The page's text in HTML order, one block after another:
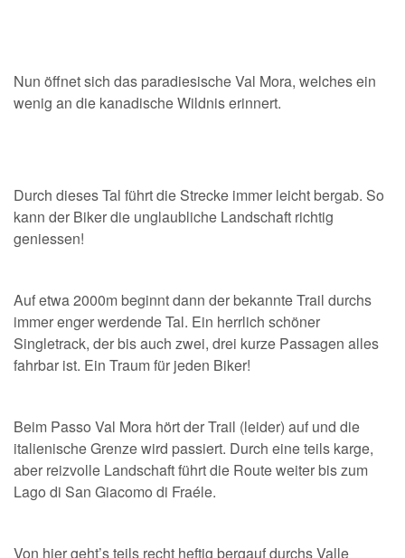
Nun öffnet sich das paradiesische Val Mora, welches ein
wenig an die kanadische Wildnis erinnert.
Durch dieses Tal führt die Strecke immer leicht bergab. So
kann der Biker die unglaubliche Landschaft richtig
geniessen!
Auf etwa 2000m beginnt dann der bekannte Trail durchs
immer enger werdende Tal. Ein herrlich schöner
Singletrack, der bis auch zwei, drei kurze Passagen alles
fahrbar ist. Ein Traum für jeden Biker!
Beim Passo Val Mora hört der Trail (leider) auf und die
italienische Grenze wird passiert. Durch eine teils karge,
aber reizvolle Landschaft führt die Route weiter bis zum
Lago di San Giacomo di Fraéle.
Von hier geht’s teils recht heftig bergauf durchs Valle